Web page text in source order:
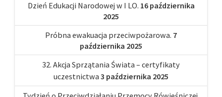
Dzień Edukacji Narodowej w I LO. 16 października
2025
Próbna ewakuacja przeciwpożarowa. 7
października 2025
32. Akcja Sprzątania Świata – certyfikaty
uczestnictwa 3 października 2025